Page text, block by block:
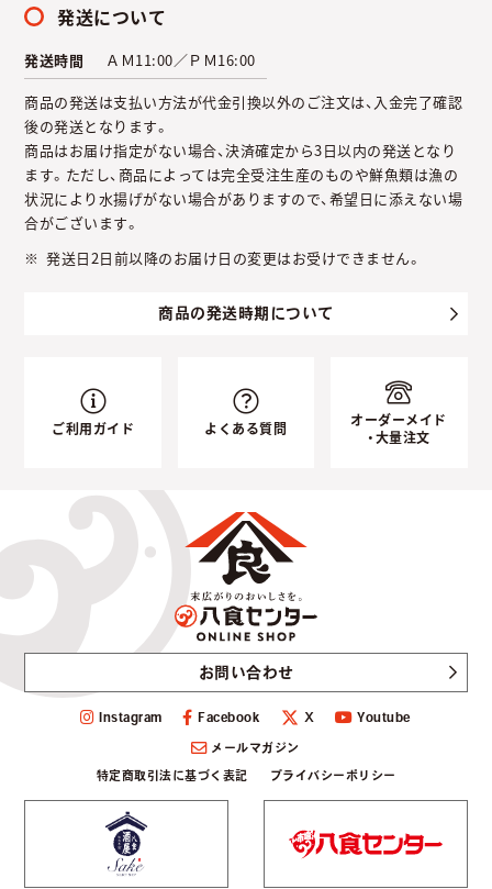
発送について
発送時間
ＡＭ11:00／ＰＭ16:00
商品の発送は支払い方法が代金引換以外のご注文は、入金完了確認
後の発送となります。
商品はお届け指定がない場合、決済確定から3日以内の発送となり
ます。ただし、商品によっては完全受注生産のものや鮮魚類は漁の
状況により水揚げがない場合がありますので、希望日に添えない場
合がございます。
発送日2日前以降のお届け日の変更はお受けできません。
商品の発送時期について
ご利用ガイド よくある質問
オーダーメイド
・大量注文
お問い合わせ
Instagram Facebook Ｘ Youtube
メールマガジン
特定商取引法に基づく表記 プライバシーポリシー